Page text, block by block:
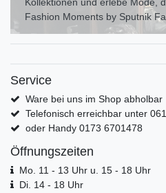
Kollektionen und erlebe Mode,
Fashion Moments by Sputnik
Service
Ware bei uns im Shop abholbar
Telefonisch erreichbar unter
oder Handy 0173 6701478
Öffnungszeiten
Mo. 11 - 13 Uhr u. 15 - 18 Uhr
Di. 14 - 18 Uhr